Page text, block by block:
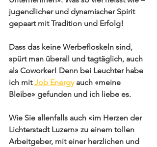
jugendlicher und dynamischer Spirit
gepaart mit Tradition und Erfolg!
Dass das keine Werbefloskeln sind,
spürt man überall und tagtäglich, auch
als Coworker! Denn bei Leuchter habe
ich mit Job Energy auch «meine
Bleibe» gefunden und ich liebe es.
Wie Sie allenfalls auch «im Herzen der
Lichterstadt Luzern» zu einem tollen
Arbeitgeber, mit einer herzlichen und